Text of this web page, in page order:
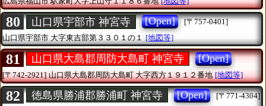
80 山口県宇部市 神宮寺 [Open]
[〒757-0401]
山口県宇部市大字東吉部第３３０１の１ [地図等]
81 山口県大島郡周防大島町 神宮寺 [Open]
[〒742-2921] 山口県大島郡周防大島町大字西方１９１２番地 [地図等]
82 徳島県勝浦郡勝浦町 神宮寺 [Open]
[〒771-4304]